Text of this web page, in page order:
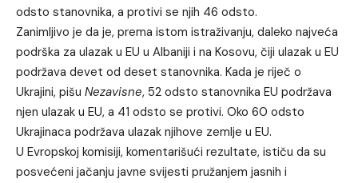
odsto stanovnika, a protivi se njih 46 odsto.
Zanimljivo je da je, prema istom istraživanju, daleko najveća
podrška za ulazak u EU u Albaniji i na Kosovu, čiji ulazak u EU
podržava devet od deset stanovnika. Kada je riječ o
Ukrajini, pišu Nezavisne, 52 odsto stanovnika EU podržava
njen ulazak u EU, a 41 odsto se protivi. Oko 60 odsto
Ukrajinaca podržava ulazak njihove zemlje u EU.
U Evropskoj komisiji, komentarišući rezultate, ističu da su
posvećeni jačanju javne svijesti pružanjem jasnih i